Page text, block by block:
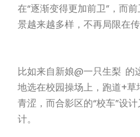
在“逐渐变得更加前卫”，而
景越来越多样，不再局限在传
比如来自新娘@一只生梨 的
地选在校园操场上，跑道+
青涩，而合影区的“校车”设
计。